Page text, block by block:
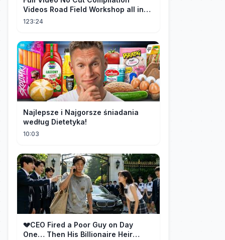
Videos Road Field Workshop all in
one Car Console Device &
123:24
Najlepsze i Najgorsze śniadania
według Dietetyka!
10:03
💔CEO Fired a Poor Guy on Day
One… Then His Billionaire Heir